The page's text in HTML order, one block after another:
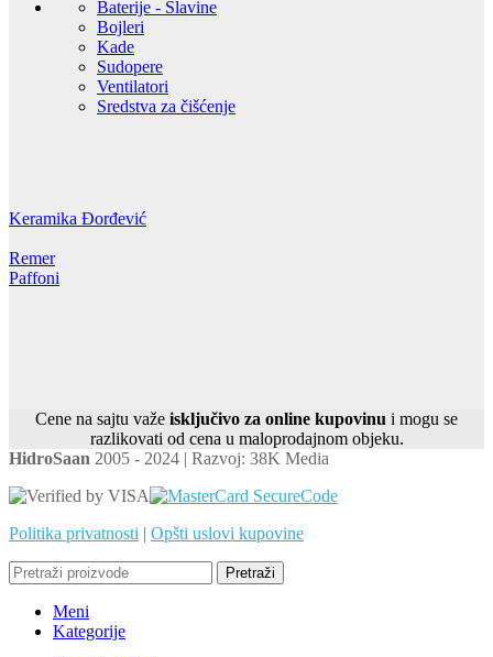
Baterije - Slavine
Bojleri
Kade
Sudopere
Ventilatori
Sredstva za čišćenje
Keramika Đorđević
Remer
Paffoni
Cene na sajtu važe isključivo za online kupovinu i mogu se
razlikovati od cena u maloprodajnom objeku.
HidroSaan 2005 - 2024 | Razvoj: 38K Media
Politika privatnosti | Opšti uslovi kupovine
Pretraži
Meni
Kategorije